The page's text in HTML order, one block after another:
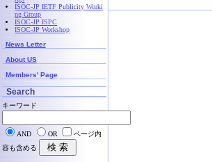
ISOC-JP IETF Publicity Worki
ng Group
ISOC-JP ISPC
ISOC-JP Workshop
News Letter
About US
Members' Page
Search
キーワード
AND OR
ページ内
容も含める